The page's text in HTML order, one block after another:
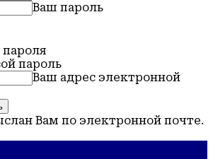
Ваш пароль
пароля
пароль
Ваш адрес электронной
Вам по электронной почте.